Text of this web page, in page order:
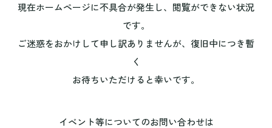
現在ホームページに不具合が発生し、閲覧ができない状況
です。
ご迷惑をおかけして申し訳ありませんが、復旧中につき暫
く
お待ちいただけると幸いです。
イベント等についてのお問い合わせは